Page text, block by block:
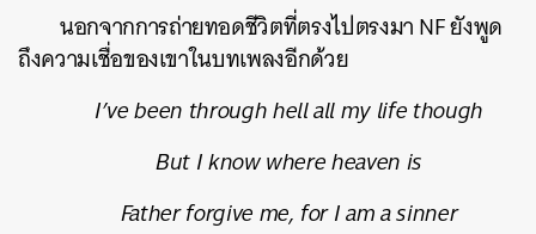
นอกจากการถ่ายทอดชีวิตที่ตรงไปตรงมา NF ยังพูด
ถึงความเชื่อของเขาในบทเพลงอีกด้วย
I’ve been through hell all my life though
But I know where heaven is
Father forgive me, for I am a sinner